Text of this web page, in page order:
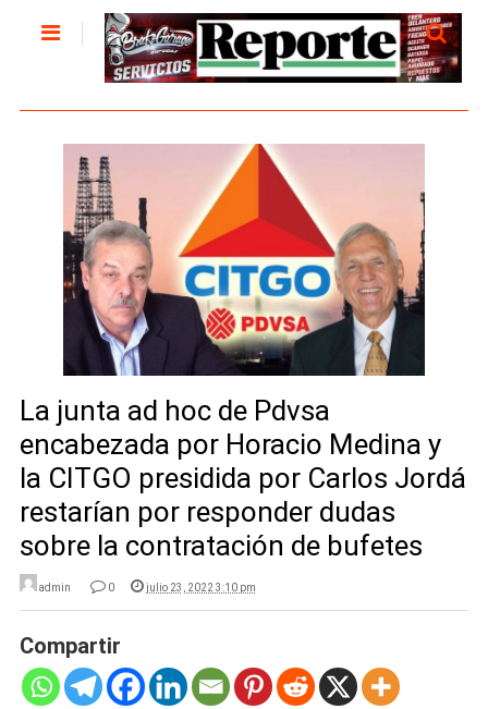
La junta ad hoc de Pdvsa
encabezada por Horacio Medina y
la CITGO presidida por Carlos Jordá
restarían por responder dudas
sobre la contratación de bufetes
admin 0 julio 23, 2022 3:10 pm
Compartir